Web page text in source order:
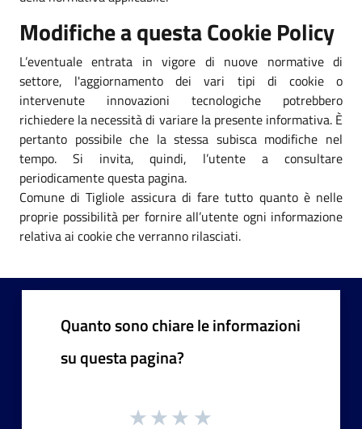
Modifiche a questa Cookie Policy
L’eventuale entrata in vigore di nuove normative di
settore, l'aggiornamento dei vari tipi di cookie o
intervenute innovazioni tecnologiche potrebbero
richiedere la necessità di variare la presente informativa. È
pertanto possibile che la stessa subisca modifiche nel
tempo. Si invita, quindi, l’utente a consultare
periodicamente questa pagina.
Comune di Tigliole assicura di fare tutto quanto è nelle
proprie possibilità per fornire all’utente ogni informazione
relativa ai cookie che verranno rilasciati.
Quanto sono chiare le informazioni
su questa pagina?